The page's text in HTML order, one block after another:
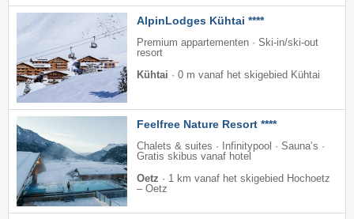
AlpinLodges Kühtai ****
Premium appartementen · Ski-in/ski-out
resort
Kühtai · 0 m vanaf het skigebied Kühtai
Feelfree Nature Resort ****
Chalets & suites · Infinitypool · Sauna’s ·
Gratis skibus vanaf hotel
Oetz · 1 km vanaf het skigebied Hochoetz
– Oetz